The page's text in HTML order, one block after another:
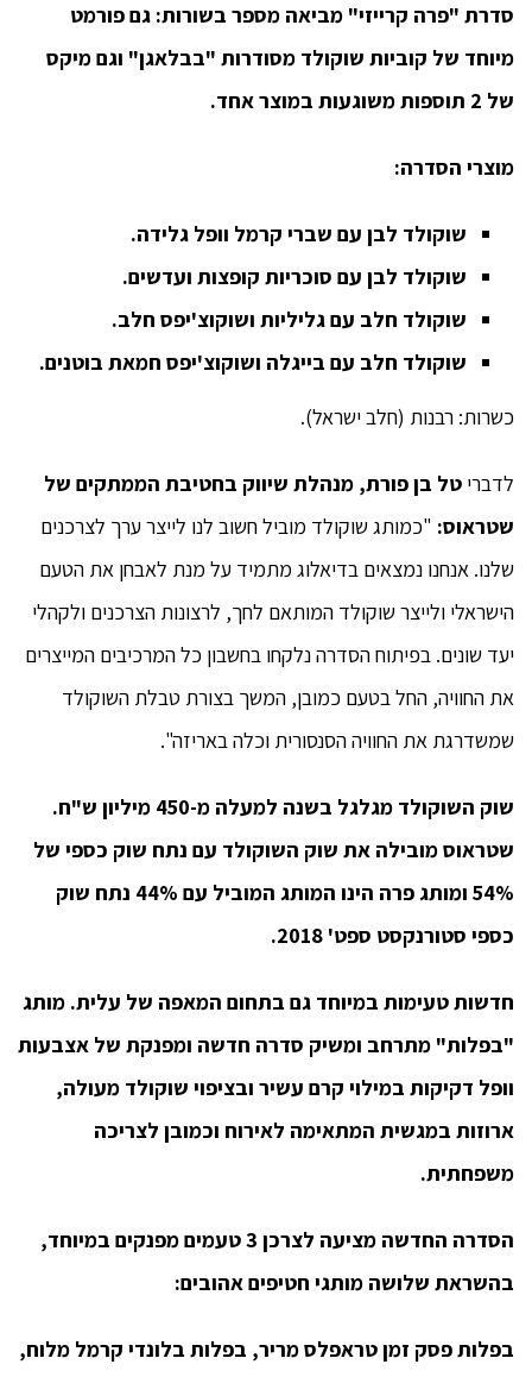
סדרת "פרה קרייזי" מביאה מספר בשורות: גם פורמט
מיוחד של קוביות שוקולד מסודרות "בבלאגן" וגם מיקס
של 2 תוספות משוגעות במוצר אחד.
מוצרי הסדרה:
שוקולד לבן עם שברי קרמל וופל גלידה.
שוקולד לבן עם סוכריות קופצות ועדשים.
שוקולד חלב עם גליליות ושוקוצ'יפס חלב.
שוקולד חלב עם בייגלה ושוקוצ'יפס חמאת בוטנים.
כשרות: רבנות (חלב ישראל).
לדברי טל בן פורת, מנהלת שיווק בחטיבת הממתקים של
שטראוס: "כמותג שוקולד מוביל חשוב לנו לייצר ערך לצרכנים
שלנו. אנחנו נמצאים בדיאלוג מתמיד על מנת לאבחן את הטעם
הישראלי ולייצר שוקולד המותאם לחך, לרצונות הצרכנים ולקהלי
יעד שונים. בפיתוח הסדרה נלקחו בחשבון כל המרכיבים המייצרים
את החוויה, החל בטעם כמובן, המשך בצורת טבלת השוקולד
שמשדרגת את החוויה הסנסורית וכלה באריזה".
שוק השוקולד מגלגל בשנה למעלה מ-450 מיליון ש"ח.
שטראוס מובילה את שוק השוקולד עם נתח שוק כספי של
54% ומותג פרה הינו המותג המוביל עם 44% נתח שוק
כספי סטורנקסט ספט' 2018.
חדשות טעימות במיוחד גם בתחום המאפה של עלית. מותג
"בפלות" מתרחב ומשיק סדרה חדשה ומפנקת של אצבעות
וופל דקיקות במילוי קרם עשיר ובציפוי שוקולד מעולה,
ארוזות במגשית המתאימה לאירוח וכמובן לצריכה
משפחתית.
הסדרה החדשה מציעה לצרכן 3 טעמים מפנקים במיוחד,
בהשראת שלושה מותגי חטיפים אהובים:
בפלות פסק זמן טראפלס מריר, בפלות בלונדי קרמל מלוח,